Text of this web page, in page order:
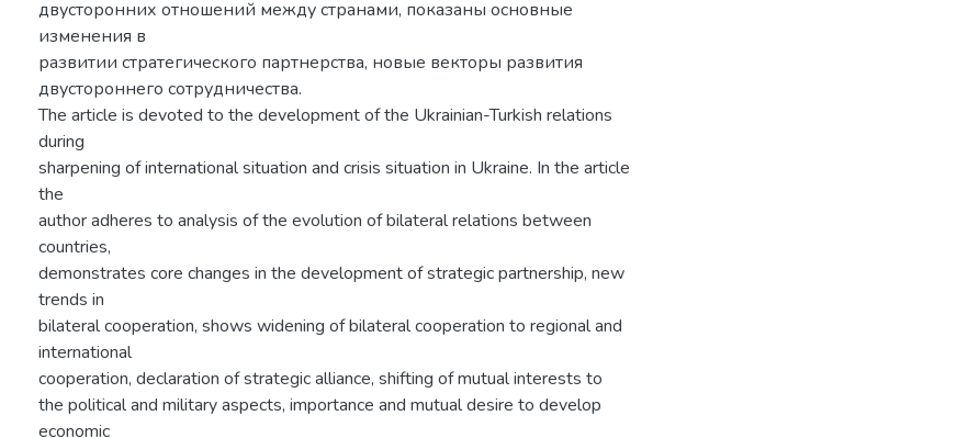
двусторонних отношений между странами, показаны основные
изменения в
развитии стратегического партнерства, новые векторы развития
двустороннего сотрудничества.
The article is devoted to the development of the Ukrainian-Turkish relations
during
sharpening of international situation and crisis situation in Ukraine. In the article
the
author adheres to analysis of the evolution of bilateral relations between
countries,
demonstrates core changes in the development of strategic partnership, new
trends in
bilateral cooperation, shows widening of bilateral cooperation to regional and
international
cooperation, declaration of strategic alliance, shifting of mutual interests to
the political and military aspects, importance and mutual desire to develop
economic